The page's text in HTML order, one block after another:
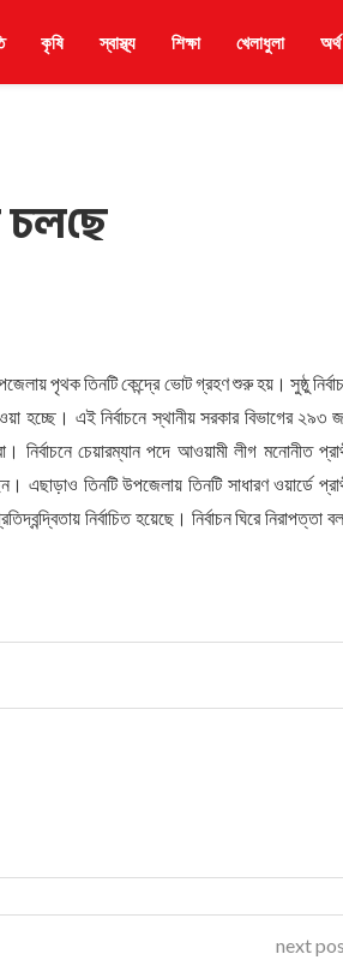
কৃষি স্বাস্থ্য শিক্ষা খেলাধুলা
চল‌ছে
পৃথক তিনটি কেন্দ্রে ভোট গ্রহণ শুরু হয়। সুষ্ঠু
হচ্ছে। এই নির্বাচনে স্থানীয় সরকার বিভাগের ২৯৩
চেয়ারম্যান পদে আওয়ামী লীগ মনোনীত
তিনটি উপজেলায় তিনটি সাধারণ ওয়ার্ডে
নির্বাচিত হয়েছে। নির্বাচন ঘিরে নিরাপত্তা
next